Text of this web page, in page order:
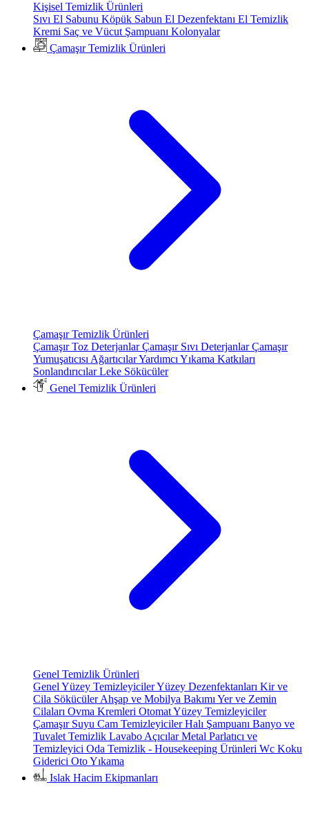
Kişisel Temizlik Ürünleri
Sıvı El Sabunu Köpük Sabun El Dezenfektanı El Temizlik
Kremi Saç ve Vücut Şampuanı Kolonyalar
Çamaşır Temizlik Ürünleri
Çamaşır Temizlik Ürünleri
Çamaşır Toz DeterjanlarÇamaşır Sıvı DeterjanlarÇamaşır
Yumuşatıcısı AğartıcılarYardımcı Yıkama Katkıları
SonlandırıcılarLeke Sökücüler
Genel Temizlik Ürünleri
Genel Temizlik Ürünleri
Genel Yüzey TemizleyicilerYüzey Dezenfektanları Kir ve
Cila SökücülerAhşap ve Mobilya Bakımı Yer ve Zemin
Cilaları Ovma Kremleri Otomat Yüzey Temizleyiciler
Çamaşır Suyu Cam TemizleyicilerHalı Şampuanı Banyo ve
Tuvalet Temizlik Lavabo AçıcılarMetal Parlatıcı ve
Temizleyici Oda Temizlik - Housekeeping Ürünleri Wc Koku
Giderici Oto Yıkama
Islak Hacim Ekipmanları